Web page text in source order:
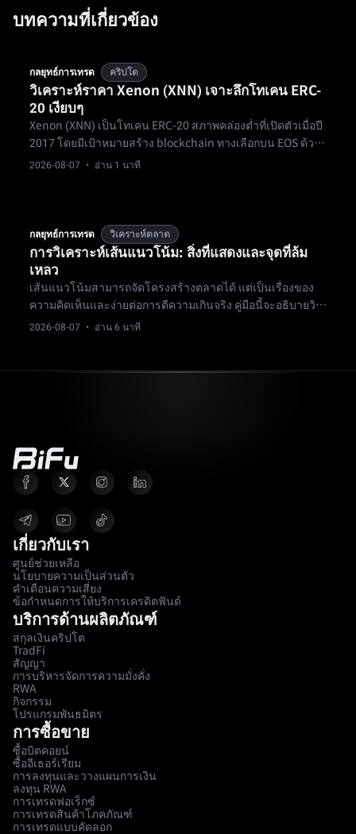
บทความที่เกี่ยวข้อง
กลยุทธ์การเทรด คริปโต
วิเคราะห์ราคา Xenon (XNN) เจาะลึกโทเคน ERC-
20 เงียบๆ
Xenon (XNN) เป็นโทเคน ERC-20 สภาพคล่องต่ำที่เปิดตัวเมื่อปี
2017 โดยมีเป้าหมายสร้าง blockchain ทางเลือกบน EOS ด้วย
อุปทานทั้งหมด 1 พันล้านและอุปทานหมุนเวียน 300 ล้าน ทำให้
2026-08-07 · อ่าน 1 นาที
กลยุทธ์การเทรด วิเคราะห์ตลาด
การวิเคราะห์เส้นแนวโน้ม: สิ่งที่แสดงและจุดที่ล้ม
เหลว
เส้นแนวโน้มสามารถจัดโครงสร้างตลาดได้ แต่เป็นเรื่องของ
ความคิดเห็นและง่ายต่อการตีความเกินจริง คู่มือนี้จะอธิบายวิธี
ใช้เป็นบริบท ไม่ใช่เป็นข้อพิสูจน์
2026-08-07 · อ่าน 6 นาที
เกี่ยวกับเรา
ศูนย์ช่วยเหลือ
นโยบายความเป็นส่วนตัว
คำเตือนความเสี่ยง
ข้อกำหนดการให้บริการเครดิตฟันด์
บริการด้านผลิตภัณฑ์
สกุลเงินคริปโต
TradFi
สัญญา
การบริหารจัดการความมั่งคั่ง
RWA
กิจกรรม
โปรแกรมพันธมิตร
การซื้อขาย
ซื้อบิตคอยน์
ซื้ออีเธอร์เรียม
การลงทุนและวางแผนการเงิน
ลงทุน RWA
การเทรดฟอเร็กซ์
การเทรดสินค้าโภคภัณฑ์
การเทรดแบบคัดลอก